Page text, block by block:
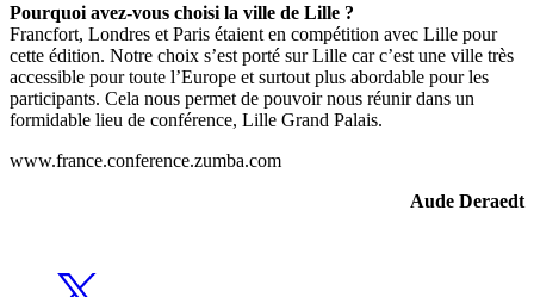
Pourquoi avez-vous choisi la ville de Lille ?
Francfort, Londres et Paris étaient en compétition avec Lille pour
cette édition. Notre choix s’est porté sur Lille car c’est une ville très
accessible pour toute l’Europe et surtout plus abordable pour les
participants. Cela nous permet de pouvoir nous réunir dans un
formidable lieu de conférence, Lille Grand Palais.
www.france.conference.zumba.com
Aude Deraedt